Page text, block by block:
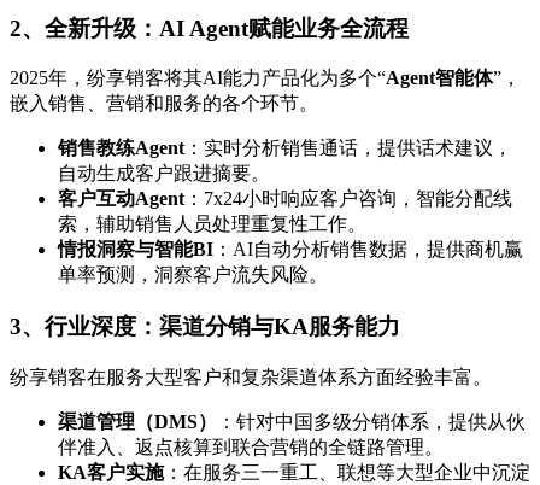
2、全新升级：AI Agent赋能业务全流程
2025年，纷享销客将其AI能力产品化为多个“Agent智能体”，
嵌入销售、营销和服务的各个环节。
销售教练Agent ：实时分析销售通话，提供话术建议，
自动生成客户跟进摘要。
客户互动Agent ：7x24小时响应客户咨询，智能分配线
索，辅助销售人员处理重复性工作。
情报洞察与智能BI ：AI自动分析销售数据，提供商机赢
单率预测，洞察客户流失风险。
3、行业深度：渠道分销与KA服务能力
纷享销客在服务大型客户和复杂渠道体系方面经验丰富。
渠道管理（DMS）
：针对中国多级分销体系，提供从伙
伴准入、返点核算到联合营销的全链路管理。
KA客户实施：在服务三一重工、联想等大型企业中沉淀